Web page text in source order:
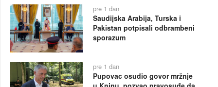
pre 1 dan
Saudijska Arabija, Turska i
Pakistan potpisali odbrambeni
sporazum
pre 1 dan
Pupovac osudio govor mržnje